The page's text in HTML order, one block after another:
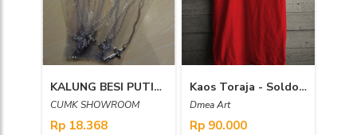
KALUNG BESI PUTIH SALIB BIASA 03
CUMK SHOWROOM
Rp 18.368
Kaos Toraja - Soldomi
Dmea Art
Rp 90.000